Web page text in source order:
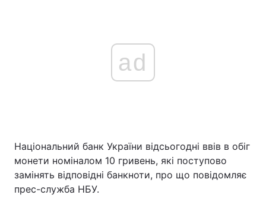
ad
Національний банк України відсьогодні ввів в обіг
монети номіналом 10 гривень, які поступово
замінять відповідні банкноти, про що повідомляє
прес-служба НБУ.